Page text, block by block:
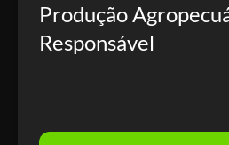
Produção
Responsável